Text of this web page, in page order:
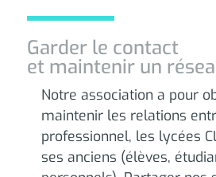
Garder le contact
et maintenir un
Notre association a pour
maintenir les relations
professionnel, les lycées
ses anciens (élèves,